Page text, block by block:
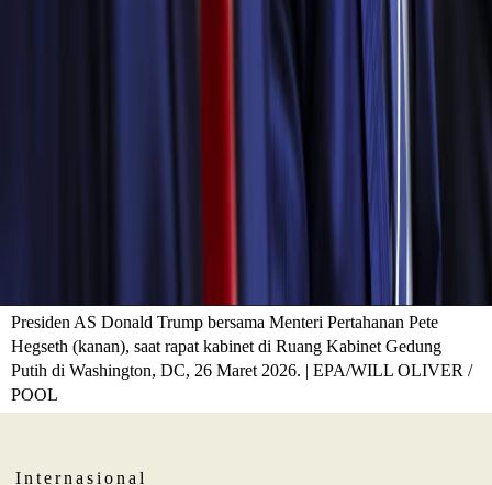
Presiden AS Donald Trump bersama Menteri Pertahanan Pete
Hegseth (kanan), saat rapat kabinet di Ruang Kabinet Gedung
Putih di Washington, DC, 26 Maret 2026. | EPA/WILL OLIVER /
POOL
Internasional